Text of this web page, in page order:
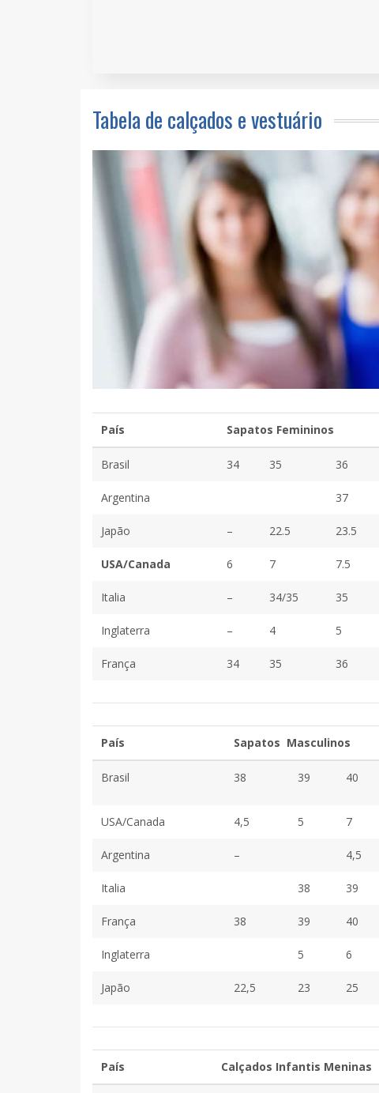
Tabela de calçados e vestuário
País Sapatos Femininos
Brasil 34 35 36
Argentina 37
Japão – 22.5 23.5
USA/Canada 6 7 7.5
Italia – 34/35 35
Inglaterra – 4 5
França 34 35 36
País Sapatos Masculinos
Brasil 38 39 40
USA/Canada 4,5 5 7
Argentina – 4,5
Italia 38 39
França 38 39 40
Inglaterra 5 6
Japão 22,5 23 25
País Calçados Infantis Meninas